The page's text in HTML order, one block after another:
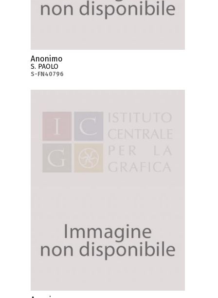
Anonimo
S. PAOLO
S-FN40796